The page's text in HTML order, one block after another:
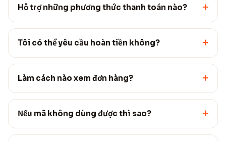
Hỗ trợ những phương thức thanh toán nào? +
Tôi có thể yêu cầu hoàn tiền không? +
Làm cách nào xem đơn hàng? +
Nếu mã không dùng được thì sao? +